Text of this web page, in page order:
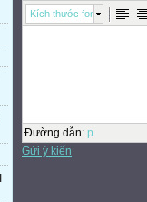
Kích thước font
Đường dẫn: p
Gửi ý kiến